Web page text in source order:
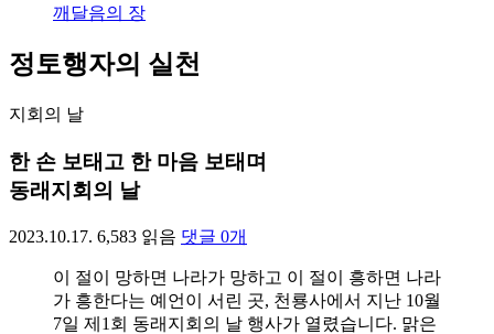
깨달음의 장
정토행자의 실천
지회의 날
한 손 보태고 한 마음 보태며
동래지회의 날
2023.10.17. 6,583 읽음 댓글 0개
이 절이 망하면 나라가 망하고 이 절이 흥하면 나라
가 흥한다는 예언이 서린 곳, 천룡사에서 지난 10월
7일 제1회 동래지회의 날 행사가 열렸습니다. 맑은